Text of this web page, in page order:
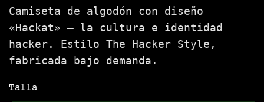
Camiseta de algodón con diseño
«Hackat» — la cultura e identidad
hacker. Estilo The Hacker Style,
fabricada bajo demanda.
Talla